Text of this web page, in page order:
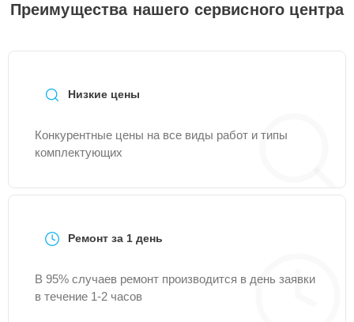
Преимущества нашего сервисного центра
Низкие цены
Конкурентные цены на все виды работ и типы
комплектующих
Ремонт за 1 день
В 95% случаев ремонт производится в день заявки
в течение 1-2 часов